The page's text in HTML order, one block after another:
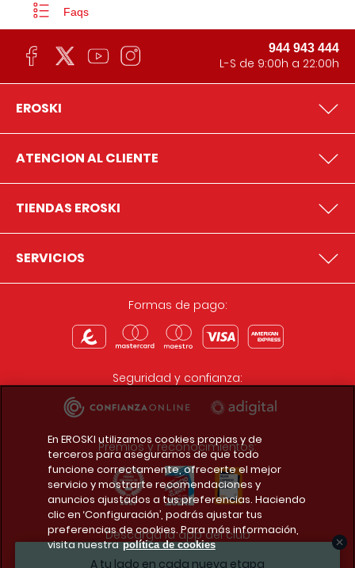
A tu lado en cada nueva etapa
Faqs
944 943 444
L-S de 9:00h a 22:00h
EROSKI
ATENCION AL CLIENTE
TIENDAS EROSKI
SERVICIOS
Formas de pago:
Seguridad y confianza:
Premios y reconocimientos:
Descarga la app del club
En EROSKI utilizamos cookies propias y de
terceros para asegurarnos de que todo
funcione correctamente, ofrecerte el mejor
servicio y mostrarte recomendaciones y
anuncios ajustados a tus preferencias. Haciendo
clic en ‘Configuración’, podrás ajustar tus
preferencias de cookies. Para más información,
visita nuestra política de cookies